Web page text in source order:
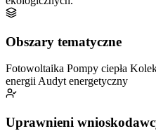
Obszary tematyczne
Fotowoltaika Pompy ciepła
energiiAudyt energetyczny
Uprawnieni